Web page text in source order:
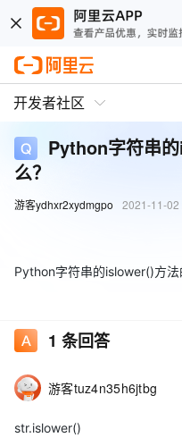
开发者社区
Python字符串
么？
游客ydhxr2xydmgpo 2021-11-02
Python字符串的islower()方法
1 条回答
游客tuz4n35h6jtbg
str.islower()